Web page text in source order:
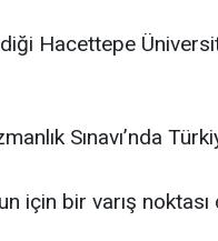
Hacettepe
Sınavı’nda
için bir varış noktası